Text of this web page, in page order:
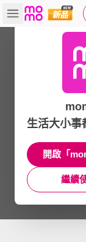
生活大小
開啟「
繼續